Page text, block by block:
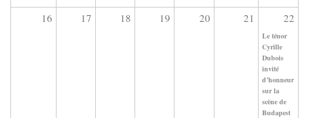
16 17 18 19 20 21 22
Le ténor
Cyrille
Dubois
invité
d’honneur
sur la
scène de
Budapest